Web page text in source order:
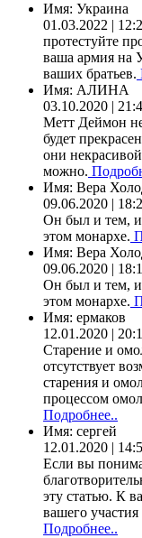
Имя: Украина
01.03.2022 |
протестуйте
ваша армия на
ваших братьев.
Имя: АЛИНА
03.10.2020 |
Метт Деймон
будет
они
можно.
Имя: Вера
09.06.2020 |
Он был и тем, и
этом монархе.
Имя: Вера
09.06.2020 |
Он был и тем, и
этом монархе.
Имя: ермаков
12.01.2020 |
Старение и
отсутствует
старения и
процессом
Подробнее..
Имя: сергей
12.01.2020 |
Если вы
эту статью. К
вашего
Подробнее..